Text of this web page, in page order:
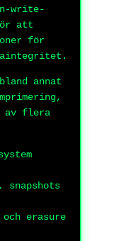
write-
att
för
annat
av flera
snapshots
och erasure